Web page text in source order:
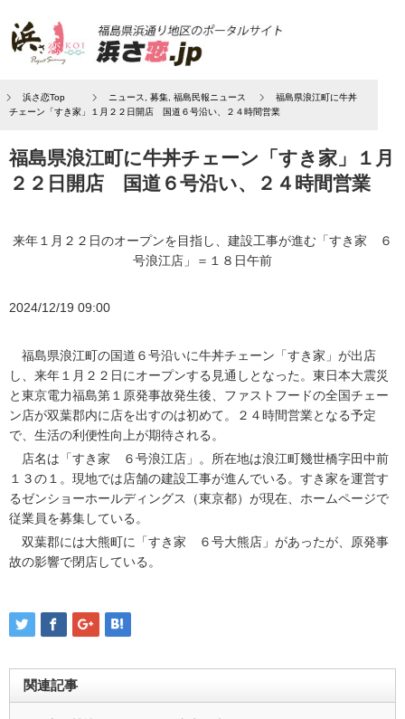
浜さ恋Top ニュース 募集 福島民報ニュース
福島県浪江町に牛丼
チェーン「すき家」１月２２日開店 国道６号沿い、２４時間営業
福島県浪江町に牛丼チェーン「すき家」１月
２２日開店 国道６号沿い、２４時間営業
来年１月２２日のオープンを目指し、建設工事が進む「すき家 ６
号浪江店」＝１８日午前
2024/12/19 09:00
福島県浪江町の国道６号沿いに牛丼チェーン「すき家」が出店
し、来年１月２２日にオープンする見通しとなった。東日本大震災
と東京電力福島第１原発事故発生後、ファストフードの全国チェー
ン店が双葉郡内に店を出すのは初めて。２４時間営業となる予定
で、生活の利便性向上が期待される。
店名は「すき家 ６号浪江店」。所在地は浪江町幾世橋字田中前
１３の１。現地では店舗の建設工事が進んでいる。すき家を運営す
るゼンショーホールディングス（東京都）が現在、ホームページで
従業員を募集している。
双葉郡には大熊町に「すき家 ６号大熊店」があったが、原発事
故の影響で閉店している。
関連記事